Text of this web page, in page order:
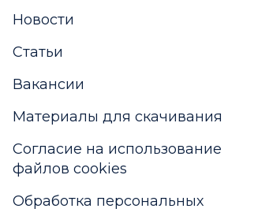
Новости
Статьи
Вакансии
Материалы для скачивания
Cогласие на использование
файлов cookies
Обработка персональных